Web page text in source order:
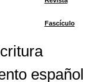
Fascículo